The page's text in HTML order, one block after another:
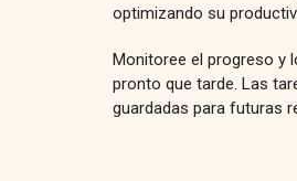
optimizando su
Monitoree el progreso y
pronto que tarde. Las
guardadas para futuras